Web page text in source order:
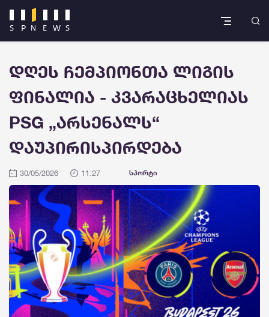
დღეს ჩემპიონთა ლიგის
ფინალია - კვარაცხელიას
PSG „არსენალს“
დაუპირისპირდება
30/05/2026 11:27 სპორტი